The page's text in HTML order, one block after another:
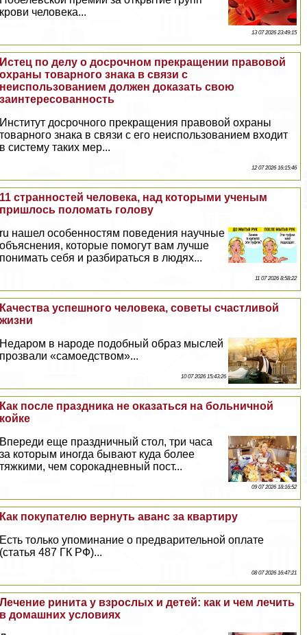
крови человека...
13 07 2026 23:49:15
Истец по делу о досрочном прекращении правовой
охраны товарного знака в связи с
неиспользованием должен доказать свою
заинтересованность
Институт досрочного прекращения правовой охраны
товарного знака в связи с его неиспользованием входит
в систему таких мер...
12 07 2026 16:15:46
11 странностей человека, над которыми ученым
пришлось поломать голову
ru нашел особенностям поведения научные
объяснения, которые помогут вам лучше
понимать себя и разбираться в людях...
11 07 2026 8:58:22
Качества успешного человека, советы счастливой
жизни
Недаром в народе подобный образ мыслей
прозвали «самоедством»...
10 07 2026 15:43:26
Как после праздника не оказаться на больничной
койке
Впереди еще праздничный стол, три часа
за которым иногда бывают куда более
тяжкими, чем сорокадневный пост...
09 07 2026 18:16:52
Как покупателю вернуть аванс за квартиру
Есть только упоминание о предварительной оплате
(статья 487 ГК РФ)...
08 07 2026 16:47:21
Лечение ринита у взрослых и детей: как и чем лечить
в домашних условиях